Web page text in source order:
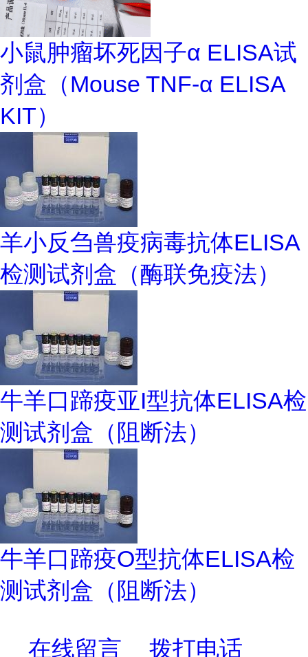
小鼠肿瘤坏死因子α ELISA试
剂盒（Mouse TNF-α ELISA
KIT）
羊小反刍兽疫病毒抗体ELISA
检测试剂盒（酶联免疫法）
牛羊口蹄疫亚I型抗体ELISA检
测试剂盒（阻断法）
牛羊口蹄疫O型抗体ELISA检
测试剂盒（阻断法）
在线留言 拨打电话